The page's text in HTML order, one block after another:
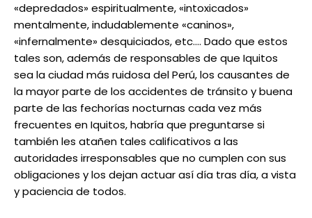
«depredados» espiritualmente, «intoxicados»
mentalmente, indudablemente «caninos»,
«infernalmente» desquiciados, etc.… Dado que estos
tales son, además de responsables de que Iquitos
sea la ciudad más ruidosa del Perú, los causantes de
la mayor parte de los accidentes de tránsito y buena
parte de las fechorías nocturnas cada vez más
frecuentes en Iquitos, habría que preguntarse si
también les atañen tales calificativos a las
autoridades irresponsables que no cumplen con sus
obligaciones y los dejan actuar así día tras día, a vista
y paciencia de todos.